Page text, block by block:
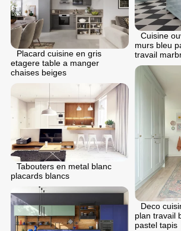
Cuisine
murs bleu
travail
Placard cuisine en gris
etagere table a manger
chaises beiges
Deco
plan travail
pastel tapis
Tabouters en metal blanc
placards blancs